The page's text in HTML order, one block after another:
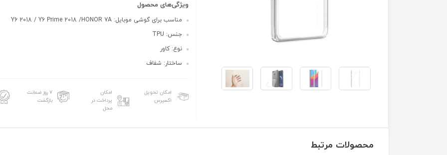
ویژگی‌های محصول
مناسب برای گوشی موبایل: Y6 2018 / Y6 Prime 2018 /HONOR 7A
جنس: TPU
نوع: کاور
ساختار: شفاف
امکان تحویل
اکسپرس
امکان
پرداخت در
محل
۷ روز ضمانت
بازگشت
محصولات مرتبط